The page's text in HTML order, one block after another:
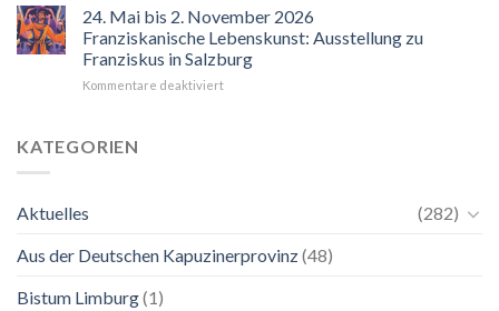
hilft
der
Blick
auf
Maria.
24. Mai bis 2. November 2026
Franziskanische Lebenskunst: Ausstellung zu
Franziskus in Salzburg
Kommentare deaktiviertfür
Ausstellung
KATEGORIEN
Aktuelles
(282)
Aus der Deutschen Kapuzinerprovinz(48)
Bistum Limburg(1)